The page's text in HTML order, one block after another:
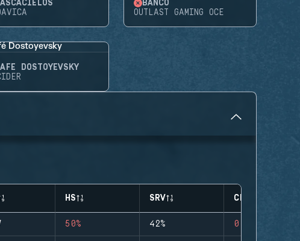
BANCO
OUTLAST GAMING OCE
DOSTOYEVSKY
HS SRV CLUTCHES
50% 42% 0